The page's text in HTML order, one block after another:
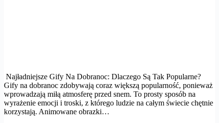
Najładniejsze Gify Na Dobranoc: Dlaczego Są Tak Popularne?
Gify na dobranoc zdobywają coraz większą popularność, ponieważ
wprowadzają miłą atmosferę przed snem. To prosty sposób na
wyrażenie emocji i troski, z którego ludzie na całym świecie chętnie
korzystają. Animowane obrazki…